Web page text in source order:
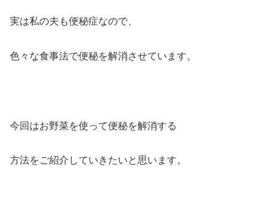
実は私の夫も便秘症なので、
色々な食事法で便秘を解消させています。
今回はお野菜を使って便秘を解消する
方法をご紹介していきたいと思います。